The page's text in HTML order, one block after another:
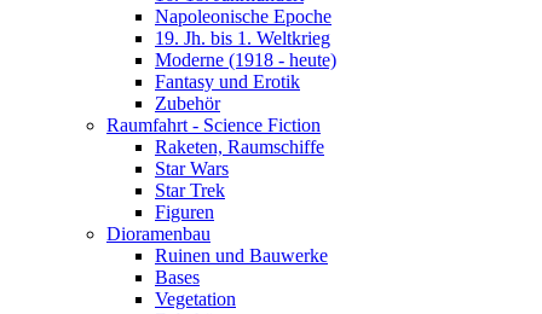
Napoleonische Epoche
19. Jh. bis 1. Weltkrieg
Moderne (1918 - heute)
Fantasy und Erotik
Zubehör
Raumfahrt - Science Fiction
Raketen, Raumschiffe
Star Wars
Star Trek
Figuren
Dioramenbau
Ruinen und Bauwerke
Bases
Vegetation